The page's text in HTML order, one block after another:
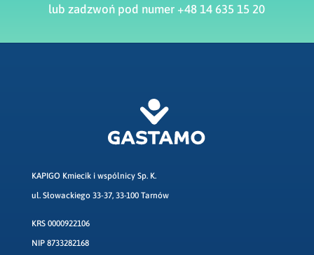
lub zadzwoń pod numer +48 14 635 15 20
KAPIGO Kmiecik i wspólnicy Sp. K.
ul. Słowackiego 33-37, 33-100 Tarnów
KRS 0000922106
NIP 8733282168